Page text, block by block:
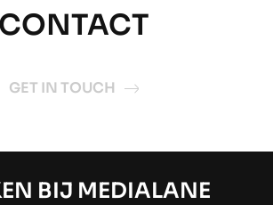
CONTACT
GET IN TOUCH
BIJ MEDIALANE